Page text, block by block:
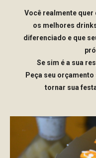
Você realmente quer
os melhores
diferenciado e que
Se sim é a sua
Peça seu
tornar sua